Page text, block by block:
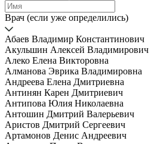
Врач (если уже определились)
Абаев Владимир Константинович
Акульшин Алексей Владимирович
Алеко Елена Викторовна
Алманова Эврика Владимировна
Андреева Елена Дмитриевна
Антинян Карен Дмитриевич
Антипова Юлия Николаевна
Антошин Дмитрий Валерьевич
Аристов Дмитрий Сергеевич
Артамонов Денис Андреевич